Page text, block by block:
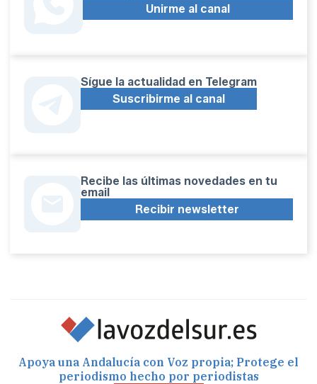
Unirme al canal
Sígue la actualidad en Telegram
Suscribirme al canal
Recibe las últimas novedades en tu
email
Recibir newsletter
Apoya una Andalucía con Voz propia; Protege el
periodismo hecho por periodistas